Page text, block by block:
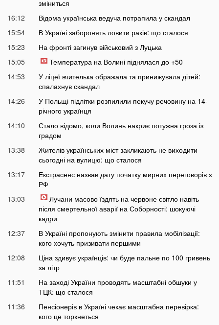
зміниться
16:12
Відома українська ведуча потрапила у скандал
15:54
В Україні заборонять ловити раків: що сталося
15:23
На фронті загинув військовий з Луцька
15:05
Температура на Волині піднялася до +50
14:53
У ліцеї вчителька ображала та принижувала дітей:
спалахнув скандал
14:26
У Польщі підлітки розпилили пекучу речовину на 14-
річного українця
14:10
Стало відомо, коли Волинь накриє потужна гроза із
градом
13:38
Жителів українських міст закликають не виходити
сьогодні на вулицю: що сталося
13:17
Екстрасенс назвав дату початку мирних переговорів з
РФ
13:03
Лучани масово їздять на червоне світло навіть
після смертельної аварії на Соборності: шокуючі
кадри
12:37
В Україні пропонують змінити правила мобілізації:
кого хочуть призивати першими
12:08
Ціна здивує українців: чи буде пальне по 100 гривень
за літр
11:51
На заході України проводять масштабні обшуки у
ТЦК: що сталося
11:36
Пенсіонерів в Україні чекає масштабна перевірка:
кого це торкнеться